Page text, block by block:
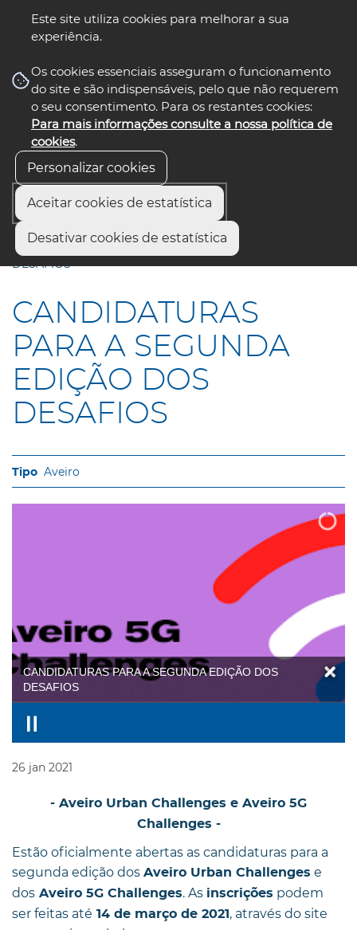
Este site utiliza cookies para melhorar a sua
experiência.
Os cookies essenciais asseguram o funcionamento
do site e são indispensáveis, pelo que não requerem
o seu consentimento. Para os restantes cookies:
Para mais informações consulte a nossa política de
cookies.
Personalizar cookies
Aceitar cookies de estatística
Desativar cookies de estatística
nos select language
Início
CANDIDATURAS PARA A SEGUNDA EDIÇÃO DOS
DESAFIOS
CANDIDATURAS
PARA A SEGUNDA
EDIÇÃO DOS
DESAFIOS
Aveiro
CANDIDATURAS PARA A SEGUNDA EDIÇÃO DOS
DESAFIOS
26 jan 2021
- Aveiro Urban Challenges e Aveiro 5G
Challenges -
Estão oficialmente abertas as candidaturas para a
segunda edição dos Aveiro Urban Challenges e
dos Aveiro 5G Challenges. As inscrições podem
ser feitas até 14 de março de 2021, através do site